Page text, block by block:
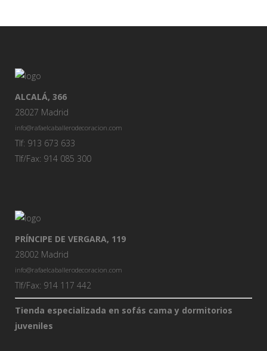
ALCALÁ, 366
28027 Madrid
info@rafaelcaballerodecoracion.com
Tlf: 913 673 633
Tlf/Fax: 914 085 300
PRÍNCIPE DE VERGARA, 119
28002 Madrid
info@rafaelcaballerodecoracion.com
Tlf/Fax: 914 117 442
Tienda especializada en sofás cama y dormitorios
juveniles